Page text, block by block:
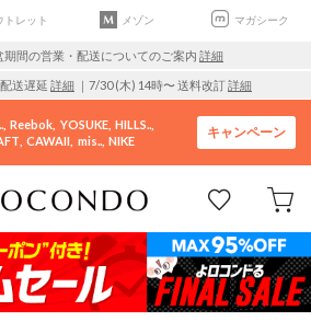
トレット メゾン マガシーク
期間の営業・配送についてのご案内 詳細
送遅延 詳細 ｜7/30 (木) 14時〜 送料改訂詳細
Reebok YOSUKE HILLS..
CAWAII mis.. NIKE
キャンペーン